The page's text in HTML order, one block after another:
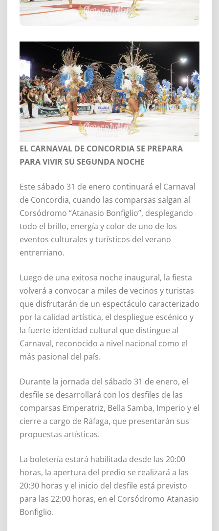
EL CARNAVAL DE CONCORDIA SE PREPARA
PARA VIVIR SU SEGUNDA NOCHE
Este sábado 31 de enero continuará el Carnaval
de Concordia, cuando las comparsas salgan al
Corsódromo “Atanasio Bonfiglio”, desplegando
todo el brillo, energía y color de uno de los
eventos culturales y turísticos del verano
entrerriano.
Luego de una exitosa noche inaugural, la fiesta
volverá a convocar a miles de vecinos y turistas
que disfrutarán de un espectáculo caracterizado
por la calidad artística, el despliegue escénico y
la fuerte identidad cultural que distingue al
Carnaval, reconocido a nivel nacional como el
más pasional del país.
Durante la jornada del sábado 31 de enero, el
desfile se desarrollará con los desfiles de las
comparsas Emperatriz, Bella Samba, Imperio y el
cierre a cargo de Ráfaga, que presentarán sus
propuestas artísticas.
La boletería estará habilitada desde las 20:00
horas, la apertura del predio se realizará a las
20:30 horas y el inicio del desfile está previsto
para las 22:00 horas, en el Corsódromo Atanasio
Bonfiglio.